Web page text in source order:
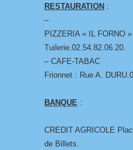
RESTAURATION :
–
PIZZERIA « IL FORNO
Tuilerie.02.54.82.06.20.
– CAFE-TABAC
Frionnet : Rue A.
BANQUE :
CREDIT AGRICOLE
de Billets.